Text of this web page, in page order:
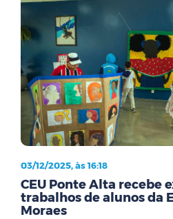
03/12/2025, às 16:18
CEU Ponte Alta recebe
trabalhos de alunos da
Moraes